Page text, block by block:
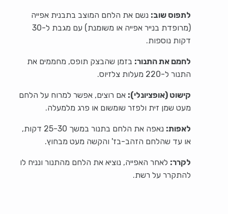
לתפוס שוב: נשם את הלחם המוצב בתבנית אפייה
(מרופדת בנייר אפייה או משומנת) עם מגבת ל-30
דקות נוספות.
לחמם את התנור: בזמן שהבצק תופס, מחממים את
התנור ל-220 מעלות צלזיוס.
קישוט (אופציונלי): אם רוצים, אפשר למרוח על הלחם
מעט שמן זית ולפזר שומשום או פרג מלמעלה.
לאפות:
נאפה את הלחם בתנור במשך 25-30 דקות,
או עד שהלחם הזהב-בז' והקשה מעט מבחוץ.
לקרר: לאחר האפייה, נוציא את הלחם מהתנור ונניח לו
להתקרר על רשת.